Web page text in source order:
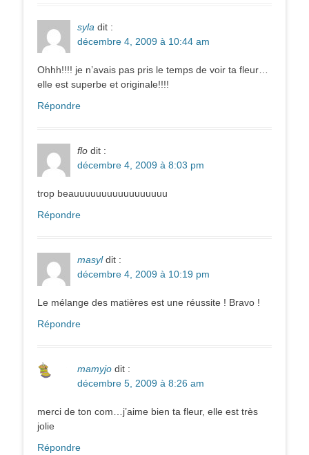
syla dit :
décembre 4, 2009 à 10:44 am
Ohhh!!!! je n’avais pas pris le temps de voir ta fleur…
elle est superbe et originale!!!!
Répondre
flo dit :
décembre 4, 2009 à 8:03 pm
trop beauuuuuuuuuuuuuuuuu
Répondre
masyl dit :
décembre 4, 2009 à 10:19 pm
Le mélange des matières est une réussite ! Bravo !
Répondre
mamyjo dit :
décembre 5, 2009 à 8:26 am
merci de ton com…j’aime bien ta fleur, elle est très
jolie
Répondre